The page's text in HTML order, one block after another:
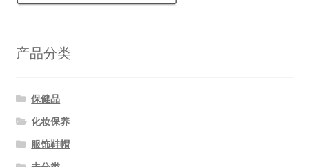
产品分类
保健品
化妆保养
服饰鞋帽